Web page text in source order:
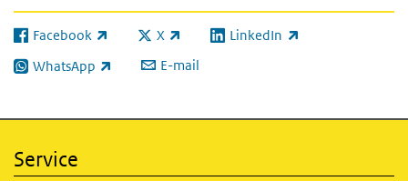
Facebook
(externe link) X
(externe link) LinkedIn
(externe link)
WhatsApp
(externe link) E-mail
Service